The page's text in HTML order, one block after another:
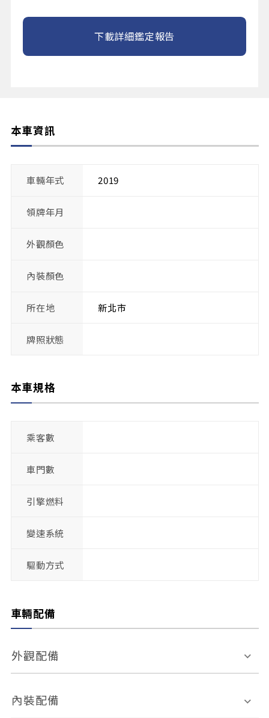
下載詳細鑑定報告
本車資訊
車輛年式 2019
領牌年月
外觀顏色
內裝顏色
所在地 新北市
牌照狀態
本車規格
乘客數
車門數
引擎燃料
變速系統
驅動方式
車輛配備
外觀配備
電動天窗
內裝配備